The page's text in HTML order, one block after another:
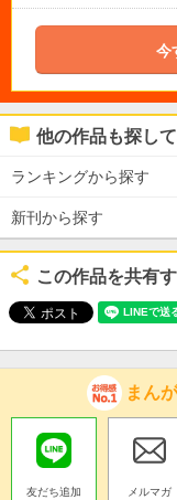
今
他の作品も探し
ランキングから探す
新刊から探す
この作品を共有
まん
友だち追加
メルマガ